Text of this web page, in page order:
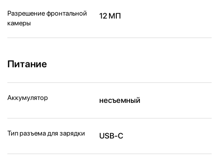
Разрешение фронтальной
камеры
12 МП
Питание
Аккумулятор несъемный
Тип разъема для зарядки USB-C